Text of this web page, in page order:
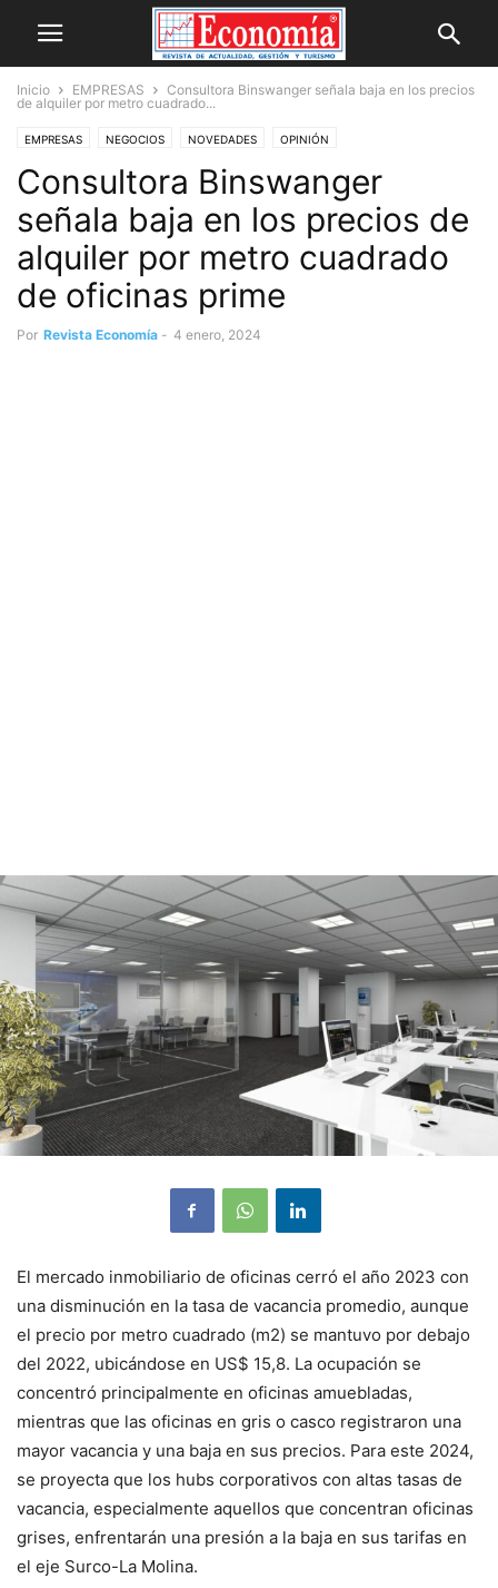
Inicio EMPRESAS
Consultora Binswanger señala baja en los precios
de alquiler por metro cuadrado...
EMPRESAS NEGOCIOS NOVEDADES OPINIÓN
Consultora Binswanger
señala baja en los precios de
alquiler por metro cuadrado
de oficinas prime
Por Revista Economía - 4 enero, 2024
El mercado inmobiliario de oficinas cerró el año 2023 con
una disminución en la tasa de vacancia promedio, aunque
el precio por metro cuadrado (m2) se mantuvo por debajo
del 2022, ubicándose en US$ 15,8. La ocupación se
concentró principalmente en oficinas amuebladas,
mientras que las oficinas en gris o casco registraron una
mayor vacancia y una baja en sus precios. Para este 2024,
se proyecta que los hubs corporativos con altas tasas de
vacancia, especialmente aquellos que concentran oficinas
grises, enfrentarán una presión a la baja en sus tarifas en
el eje Surco-La Molina.